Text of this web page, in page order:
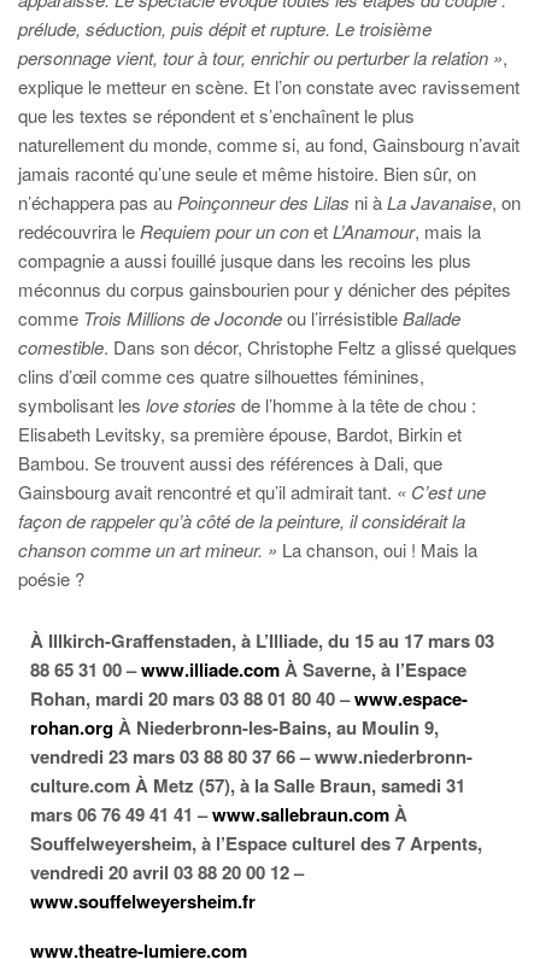
prélude, séduction, puis dépit et rupture. Le troisième
personnage vient, tour à tour, enrichir ou perturber la relation »,
explique le metteur en scène. Et l’on constate avec ravissement
que les textes se répondent et s’enchaînent le plus
naturellement du monde, comme si, au fond, Gainsbourg n’avait
jamais raconté qu’une seule et même histoire. Bien sûr, on
n’échappera pas au Poinçonneur des Lilas ni àLa Javanaise, on
redécouvrira le Requiem pour un conetL’Anamour, mais la
compagnie a aussi fouillé jusque dans les recoins les plus
méconnus du corpus gainsbourien pour y dénicher des pépites
comme Trois Millions de Jocondeou l’irrésistibleBallade
comestible. Dans son décor, Christophe Feltz a glissé quelques
clins d’œil comme ces quatre silhouettes féminines,
symbolisant les love stories de l’homme à la tête de chou :
Elisabeth Levitsky, sa première épouse, Bardot, Birkin et
Bambou. Se trouvent aussi des références à Dali, que
Gainsbourg avait rencontré et qu’il admirait tant. « C’est une
façon de rappeler qu’à côté de la peinture, il considérait la
chanson comme un art mineur. » La chanson, oui ! Mais la
poésie ?
À Illkirch-Graffenstaden, à L’Illiade, du 15 au 17 mars03
88 65 31 00 –www.illiade.comÀ Saverne, à l’Espace
Rohan, mardi 20 mars03 88 01 80 40–www.espace-
rohan.orgÀ Niederbronn-les-Bains, au Moulin 9,
vendredi 23 mars03 88 80 37 66 – www.niederbronn-
culture.comÀ Metz (57), à la Salle Braun, samedi 31
mars06 76 49 41 41 –www.sallebraun.comÀ
Souffelweyersheim, à l’Espace culturel des 7 Arpents,
vendredi 20 avril 03 88 20 00 12–
www.souffelweyersheim.fr
www.theatre-lumiere.com